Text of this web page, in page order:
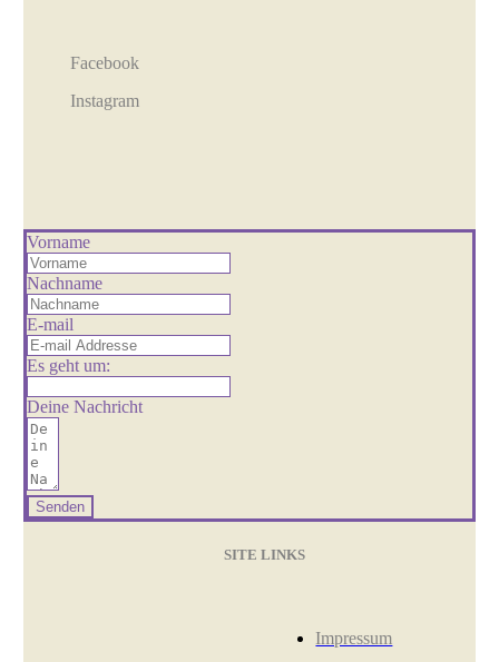
Facebook
Instagram
Vorname
Nachname
E-mail
Es geht um:
Deine Nachricht
Senden
SITE LINKS
Impressum